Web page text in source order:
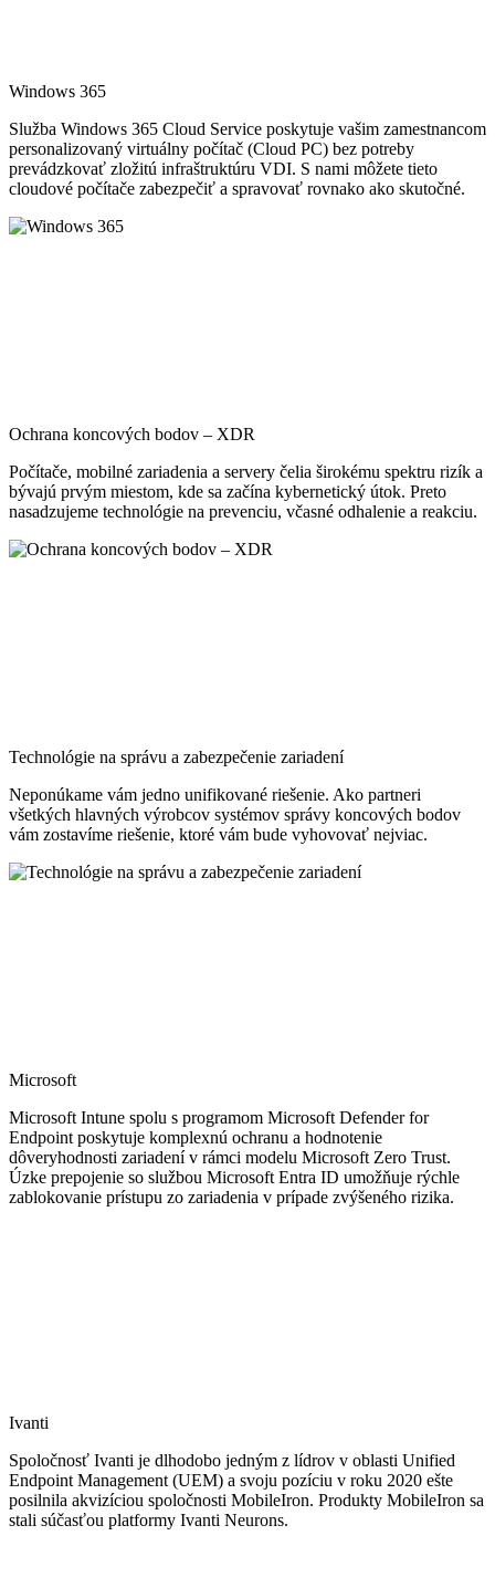
Windows 365
Služba Windows 365 Cloud Service poskytuje vašim zamestnancom
personalizovaný virtuálny počítač (Cloud PC) bez potreby
prevádzkovať zložitú infraštruktúru VDI. S nami môžete tieto
cloudové počítače zabezpečiť a spravovať rovnako ako skutočné.
Ochrana koncových bodov – XDR
Počítače, mobilné zariadenia a servery čelia širokému spektru rizík a
bývajú prvým miestom, kde sa začína kybernetický útok. Preto
nasadzujeme technológie na prevenciu, včasné odhalenie a reakciu.
Technológie na správu a zabezpečenie zariadení
Neponúkame vám jedno unifikované riešenie. Ako partneri
všetkých hlavných výrobcov systémov správy koncových bodov
vám zostavíme riešenie, ktoré vám bude vyhovovať nejviac.
Microsoft
Microsoft Intune spolu s programom Microsoft Defender for
Endpoint poskytuje komplexnú ochranu a hodnotenie
dôveryhodnosti zariadení v rámci modelu Microsoft Zero Trust.
Úzke prepojenie so službou Microsoft Entra ID umožňuje rýchle
zablokovanie prístupu zo zariadenia v prípade zvýšeného rizika.
Ivanti
Spoločnosť Ivanti je dlhodobo jedným z lídrov v oblasti Unified
Endpoint Management (UEM) a svoju pozíciu v roku 2020 ešte
posilnila akvizíciou spoločnosti MobileIron. Produkty MobileIron sa
stali súčasťou platformy Ivanti Neurons.